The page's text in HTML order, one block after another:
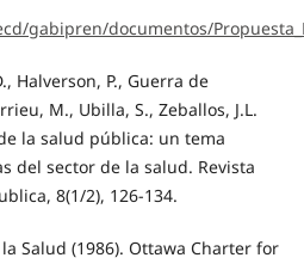
gabipren/documentos/
Halverson, P., Guerra de
M., Ubilla, S., Zeballos, J.L.
la salud pública: un tema
del sector de la salud. Revista
8(1/2), 126-134.
Salud (1986). Ottawa Charter for